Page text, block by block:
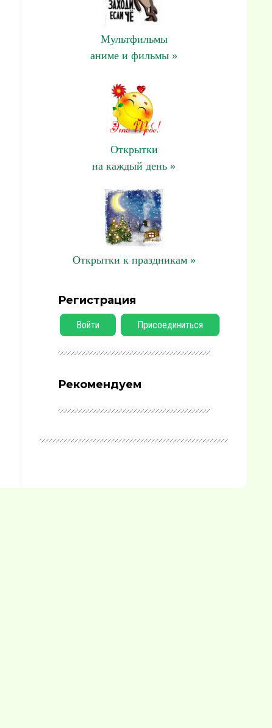
Мультфильмы
аниме и фильмы »
Открытки
на каждый день »
Открытки к праздникам »
Регистрация
Войти Присоединиться
Рекомендуем